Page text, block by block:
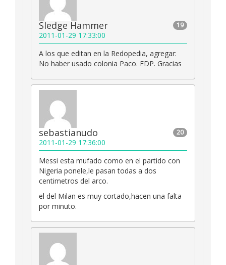
19
Sledge Hammer
2011-01-29 17:33:00
A los que editan en la Redopedia, agregar:
No haber usado colonia Paco. EDP. Gracias
20
sebastianudo
2011-01-29 17:36:00
Messi esta mufado como en el partido con
Nigeria ponele,le pasan todas a dos
centimetros del arco.
el del Milan es muy cortado,hacen una falta
por minuto.